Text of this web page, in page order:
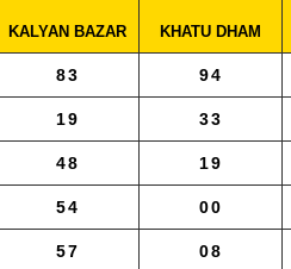
KALYAN BAZAR KHATU DHAM
83 94
19 33
48 19
54 00
57 08